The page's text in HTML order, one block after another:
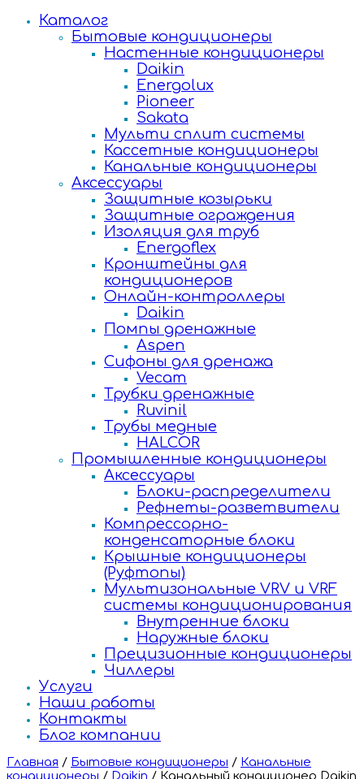
Каталог
Бытовые кондиционеры
Настенные кондиционеры
Daikin
Energolux
Pioneer
Sakata
Мульти сплит системы
Кассетные кондиционеры
Канальные кондиционеры
Аксессуары
Защитные козырьки
Защитные ограждения
Изоляция для труб
Energoflex
Кронштейны для
кондиционеров
Онлайн-контроллеры
Daikin
Помпы дренажные
Aspen
Сифоны для дренажа
Vecam
Трубки дренажные
Ruvinil
Трубы медные
HALCOR
Промышленные кондиционеры
Аксессуары
Блоки-распределители
Рефнеты-разветвители
Компрессорно-
конденсаторные блоки
Крышные кондиционеры
(Руфтопы)
Мультизональные VRV и VRF
системы кондиционирования
Внутренние блоки
Наружные блоки
Прецизионные кондиционеры
Чиллеры
Услуги
Наши работы
Контакты
Блог компании
Главная / Бытовые кондиционеры / Канальные
кондиционеры / Daikin / Канальный кондиционер Daikin